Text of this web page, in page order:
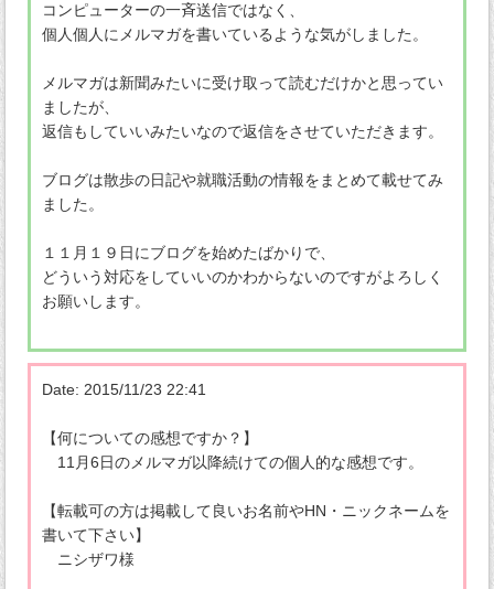
コンピューターの一斉送信ではなく、
個人個人にメルマガを書いているような気がしました。
メルマガは新聞みたいに受け取って読むだけかと思ってい
ましたが、
返信もしていいみたいなので返信をさせていただきます。
ブログは散歩の日記や就職活動の情報をまとめて載せてみ
ました。
１１月１９日にブログを始めたばかりで、
どういう対応をしていいのかわからないのですがよろしく
お願いします。
Date: 2015/11/23 22:41
【何についての感想ですか？】
11月6日のメルマガ以降続けての個人的な感想です。
【転載可の方は掲載して良いお名前やHN・ニックネームを
書いて下さい】
ニシザワ様